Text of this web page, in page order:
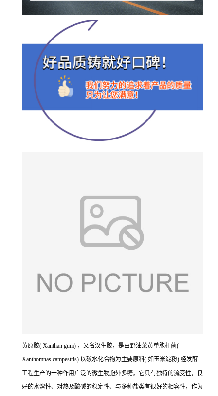
黄原胶( Xanthan gum) ，又名汉生胶，是由野油菜黄单胞杆菌(
Xanthomnas campestris) 以碳水化合物为主要原料( 如玉米淀粉) 经发酵
工程生产的一种作用广泛的微生物胞外多糖。它具有独特的流变性，良
好的水溶性、对热及酸碱的稳定性、与多种盐类有很好的相容性，作为